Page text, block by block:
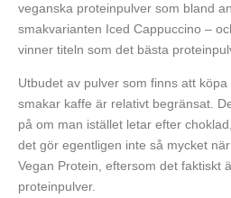
veganska proteinpulver som bland
smakvarianten Iced Cappuccino –
vinner titeln som det bästa
Utbudet av pulver som finns att
smakar kaffe är relativt begränsat.
på om man istället letar efter
det gör egentligen inte så mycket
Vegan Protein, eftersom det faktiskt
proteinpulver.